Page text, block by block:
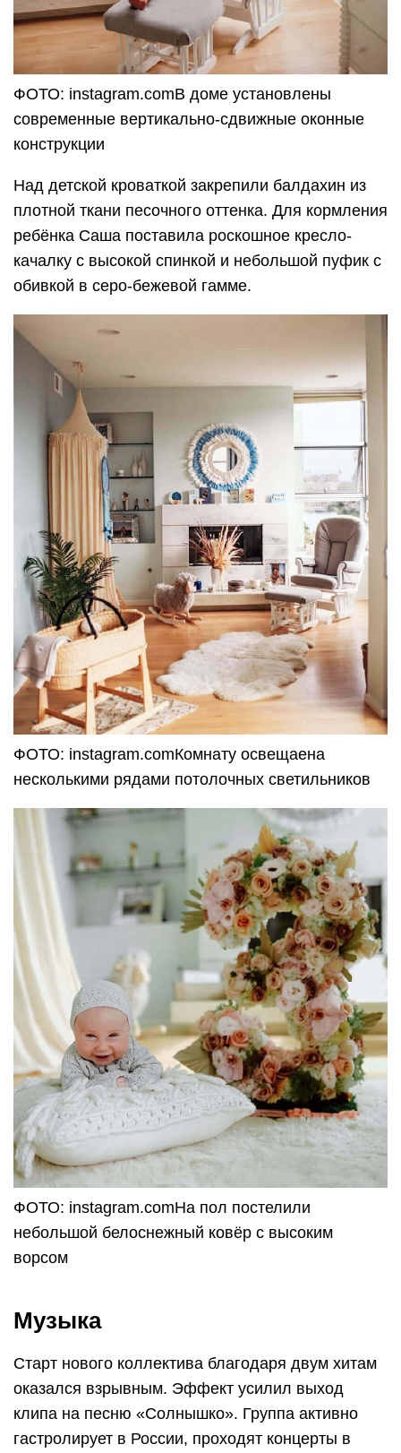
ФОТО: instagram.comВ доме установлены
современные вертикально-сдвижные оконные
конструкции
Над детской кроваткой закрепили балдахин из
плотной ткани песочного оттенка. Для кормления
ребёнка Саша поставила роскошное кресло-
качалку с высокой спинкой и небольшой пуфик с
обивкой в серо-бежевой гамме.
ФОТО: instagram.comКомнату освещаена
несколькими рядами потолочных светильников
ФОТО: instagram.comНа пол постелили
небольшой белоснежный ковёр с высоким
ворсом
Музыка
Старт нового коллектива благодаря двум хитам
оказался взрывным. Эффект усилил выход
клипа на песню «Солнышко». Группа активно
гастролирует в России, проходят концерты в